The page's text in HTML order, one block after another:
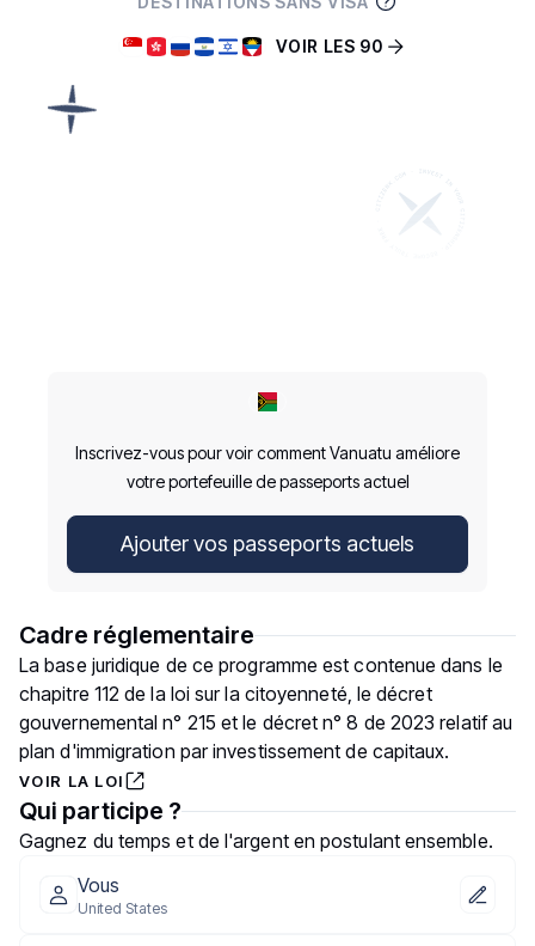
VOIR LES 90
Inscrivez-vous pour voir comment Vanuatu améliore
votre portefeuille de passeports actuel
Ajouter vos passeports actuels
Cadre réglementaire
La base juridique de ce programme est contenue dans le
chapitre 112 de la loi sur la citoyenneté, le décret
gouvernemental n° 215 et le décret n° 8 de 2023 relatif au
plan d'immigration par investissement de capitaux.
VOIR LA LOI
Qui participe ?
Gagnez du temps et de l'argent en postulant ensemble.
Vous
United States